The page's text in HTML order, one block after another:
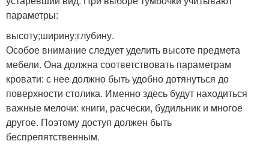
параметры:
высоту;ширину;глубину.
Особое внимание следует уделить высоте предмета
мебели. Она должна соответствовать параметрам
кровати: с нее должно быть удобно дотянуться до
поверхности столика. Именно здесь будут находиться
важные мелочи: книги, расчески, будильник и многое
другое. Поэтому доступ должен быть
беспрепятственным.